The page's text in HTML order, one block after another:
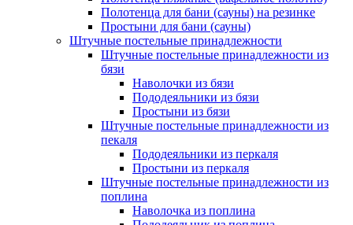
Полотенца для бани (сауны) на резинке
Простыни для бани (сауны)
Штучные постельные принадлежности
Штучные постельные принадлежности из
бязи
Наволочки из бязи
Пододеяльники из бязи
Простыни из бязи
Штучные постельные принадлежности из
пекаля
Пододеяльники из перкаля
Простыни из перкаля
Штучные постельные принадлежности из
поплина
Наволочка из поплина